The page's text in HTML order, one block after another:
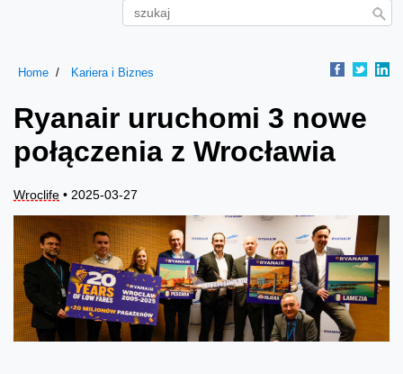
Home Kariera i Biznes
Ryanair uruchomi 3 nowe
połączenia z Wrocławia
Wroclife • 2025-03-27